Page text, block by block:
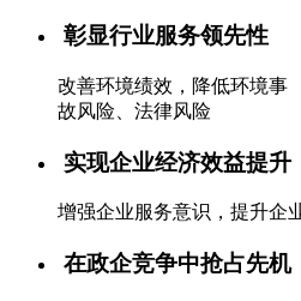
彰显行业服务领先性
改善环境绩效，降低环境事
故风险、法律风险
实现企业经济效益提升
增强企业服务意识，提升企
在政企竞争中抢占先机